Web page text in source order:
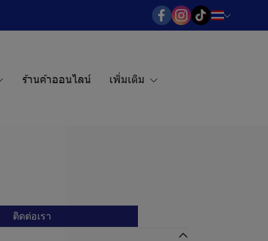
ร้านค้าออนไลน์ เพิ่มเติม
ติดต่อเรา